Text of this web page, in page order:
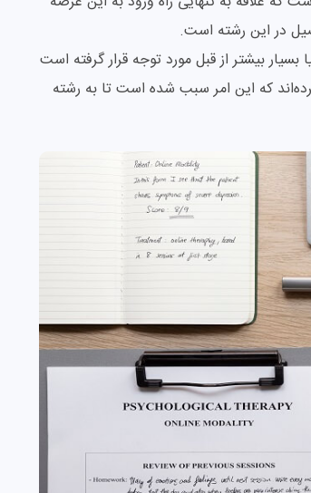
در این رشته است.
بیشتر از قبل مورد توجه قرار گرفته است
که این امر سبب شده است تا به رشته